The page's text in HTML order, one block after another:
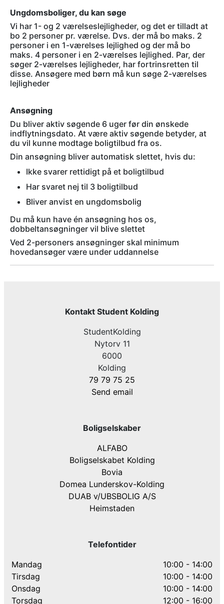
Ungdomsboliger, du kan søge
Vi har 1- og 2 værelseslejligheder, og det er tilladt at
bo 2 personer pr. værelse. Dvs. der må bo maks. 2
personer i en 1-værelses lejlighed og der må bo
maks. 4 personer i en 2-værelses lejlighed. Par, der
søger 2-værelses lejligheder, har fortrinsretten til
disse. Ansøgere med børn må kun søge 2-værelses
lejligheder
Ansøgning
Du bliver aktiv søgende 6 uger før din ønskede
indflytningsdato. At være aktiv søgende betyder, at
du vil kunne modtage boligtilbud fra os.
Din ansøgning bliver automatisk slettet, hvis du:
Ikke svarer rettidigt på et boligtilbud
Har svaret nej til 3 boligtilbud
Bliver anvist en ungdomsbolig
Du må kun have én ansøgning hos os,
dobbeltansøgninger vil blive slettet
Ved 2-personers ansøgninger skal minimum
hovedansøger være under uddannelse
Kontakt Student Kolding
StudentKolding
Nytorv 11
6000
Kolding
79 79 75 25
Send email
Boligselskaber
ALFABO
Boligselskabet Kolding
Bovia
Domea Lunderskov-Kolding
DUAB v/UBSBOLIG A/S
Heimstaden
Telefontider
Mandag
10:00 - 14:00
Tirsdag
10:00 - 14:00
Onsdag
10:00 - 14:00
Torsdag
12:00 - 16:00